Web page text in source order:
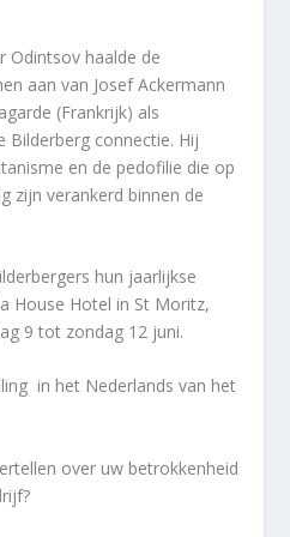
Odintsov haalde de
aan van Josef Ackermann
(Frankrijk) als
Bilderberg connectie. Hij
en de pedofilie die op
zijn verankerd binnen de
hun jaarlijkse
House Hotel in St Moritz,
9 tot zondag 12 juni.
in het Nederlands van het
over uw betrokkenheid